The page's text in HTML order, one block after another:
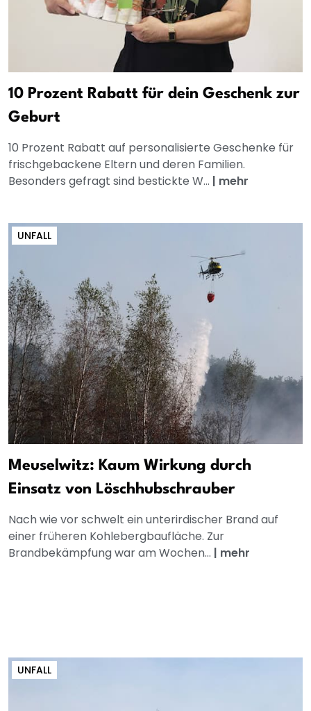
10 Prozent Rabatt für dein Geschenk zur
Geburt
10 Prozent Rabatt auf personalisierte Geschenke für
frischgebackene Eltern und deren Familien.
Besonders gefragt sind bestickte W... | mehr
UNFALL
Meuselwitz: Kaum Wirkung durch
Einsatz von Löschhubschrauber
Nach wie vor schwelt ein unterirdischer Brand auf
einer früheren Kohlebergbaufläche. Zur
Brandbekämpfung war am Wochen... | mehr
UNFALL